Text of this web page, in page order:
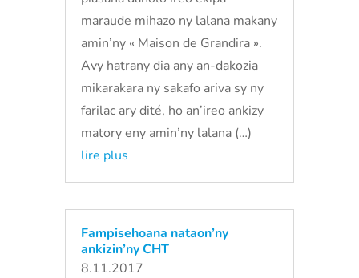
maraude mihazo ny lalana makany
amin’ny « Maison de Grandira ».
Avy hatrany dia any an-dakozia
mikarakara ny sakafo ariva sy ny
farilac ary dité, ho an’ireo ankizy
matory eny amin’ny lalana (…)
lire plus
Fampisehoana nataon’ny
ankizin’ny CHT
8.11.2017